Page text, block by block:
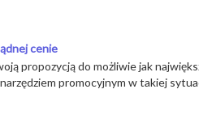
cenie
propozycją do możliwie jak
promocyjnym w takiej